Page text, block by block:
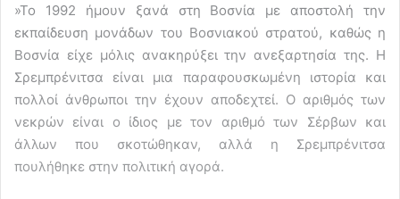
»Το 1992 ήμουν ξανά στη Βοσνία με αποστολή την
εκπαίδευση μονάδων του Βοσνιακού στρατού, καθώς η
Βοσνία είχε μόλις ανακηρύξει την ανεξαρτησία της. Η
Σρεμπρένιτσα είναι μια παραφουσκωμένη ιστορία και
πολλοί άνθρωποι την έχουν αποδεχτεί. Ο αριθμός των
νεκρών είναι ο ίδιος με τον αριθμό των Σέρβων και
άλλων που σκοτώθηκαν, αλλά η Σρεμπρένιτσα
πουλήθηκε στην πολιτική αγορά.